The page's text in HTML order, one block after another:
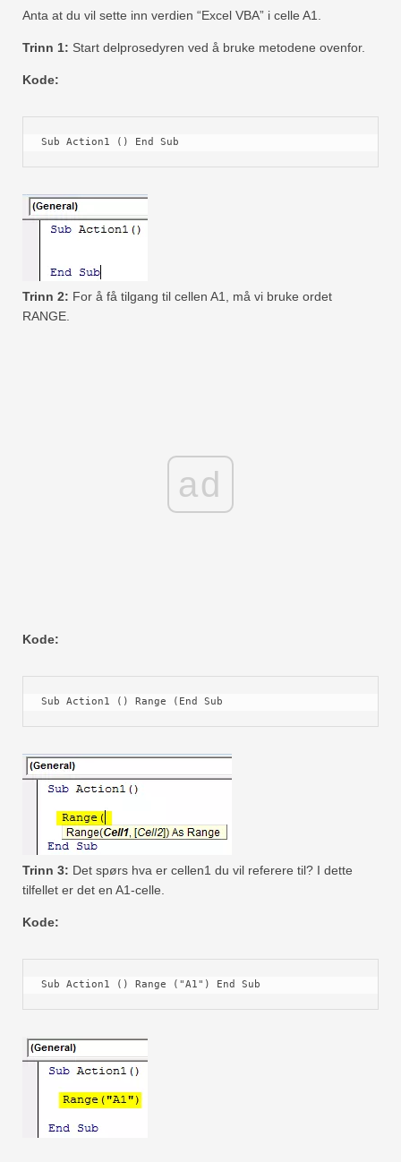
Anta at du vil sette inn verdien “Excel VBA” i celle A1.
Trinn 1: Start delprosedyren ved å bruke metodene ovenfor.
Kode:
Sub Action1 () End Sub
Trinn 2: For å få tilgang til cellen A1, må vi bruke ordet
RANGE.
ad
Kode:
Sub Action1 () Range (End Sub
Trinn 3: Det spørs hva er cellen1 du vil referere til? I dette
tilfellet er det en A1-celle.
Kode:
Sub Action1 () Range ("A1") End Sub